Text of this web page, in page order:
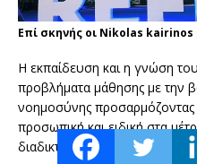
Επί σκηνής οι Nikolas kairinos
Η εκπαίδευση και η γνώση
προβλήματα μάθησης με την
νοημοσύνης προσαρμόζοντας
προσωπική και ειδική στα
διαδικτυακή πλατφόρμα